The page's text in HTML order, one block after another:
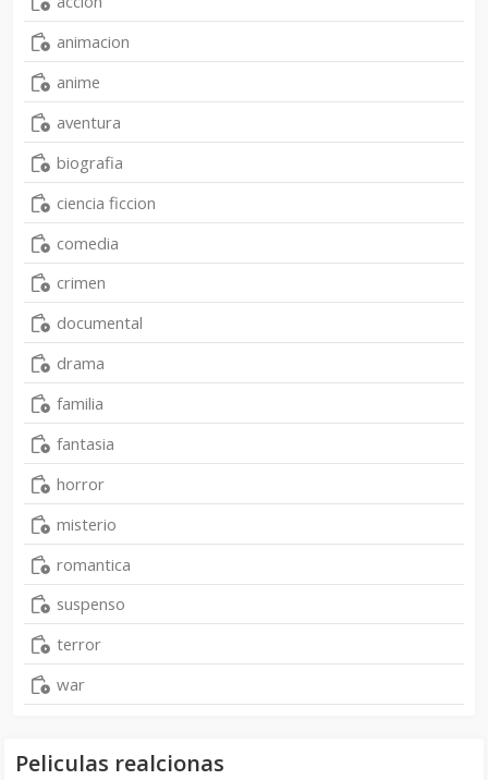
animacion
anime
aventura
biografia
ciencia ficcion
comedia
crimen
documental
drama
familia
fantasia
horror
misterio
romantica
suspenso
terror
war
Peliculas realcionas